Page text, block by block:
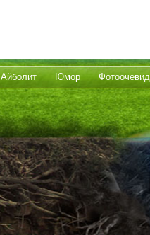
Айболит Юмор